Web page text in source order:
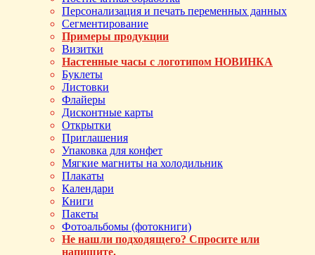
Персонализация и печать переменных данных
Сегментирование
Примеры продукции
Визитки
Настенные часы с логотипом НОВИНКА
Буклеты
Листовки
Флайеры
Дисконтные карты
Открытки
Приглашения
Упаковка для конфет
Мягкие магниты на холодильник
Плакаты
Календари
Книги
Пакеты
Фотоальбомы (фотокниги)
Не нашли подходящего? Спросите или
напишите.